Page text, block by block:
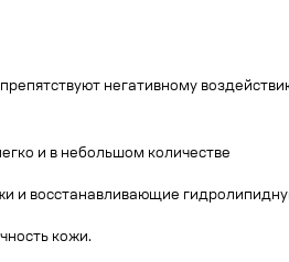
негативному
и в небольшом количестве
и восстанавливающие
кожи.